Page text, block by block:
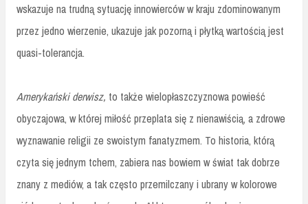
wskazuje na trudną sytuację innowierców w kraju zdominowanym
przez jedno wierzenie, ukazuje jak pozorną i płytką wartością jest
quasi-tolerancja.
Amerykański derwisz, to także wielopłaszczyznowa powieść
obyczajowa, w której miłość przeplata się z nienawiścią, a zdrowe
wyznawanie religii ze swoistym fanatyzmem. To historia, którą
czyta się jednym tchem, zabiera nas bowiem w świat tak dobrze
znany z mediów, a tak często przemilczany i ubrany w kolorowe